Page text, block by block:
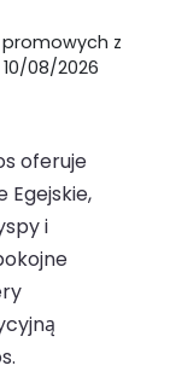
z
08/2026
oferuje
Egejskie,
i